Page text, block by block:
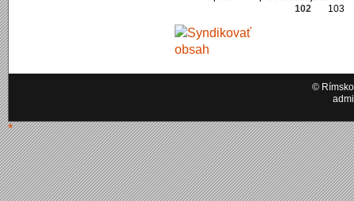
102
103
©
*